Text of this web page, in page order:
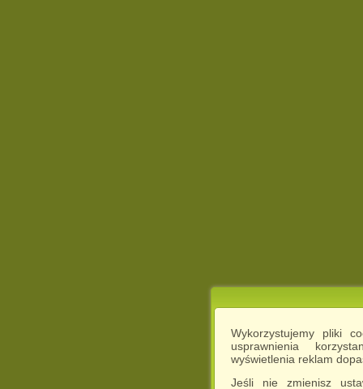
Wykorzystujemy pliki
usprawnienia
wyświetlenia reklam
Jeśli nie zmienisz